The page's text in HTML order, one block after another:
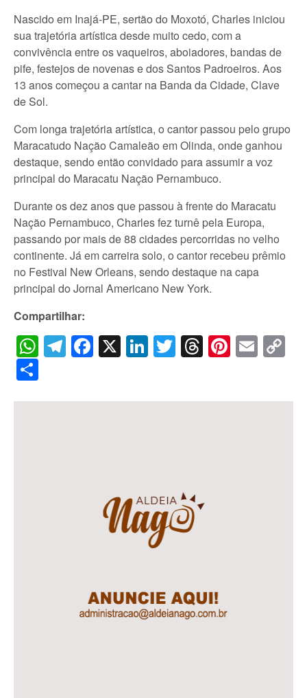
Nascido em Inajá-PE, sertão do Moxotó, Charles iniciou
sua trajetória artística desde muito cedo, com a
convivência entre os vaqueiros, aboiadores, bandas de
pife, festejos de novenas e dos Santos Padroeiros. Aos
13 anos começou a cantar na Banda da Cidade, Clave
de Sol.
Com longa trajetória artística, o cantor passou pelo grupo
Maracatudo Nação Camaleão em Olinda, onde ganhou
destaque, sendo então convidado para assumir a voz
principal do Maracatu Nação Pernambuco.
Durante os dez anos que passou à frente do Maracatu
Nação Pernambuco, Charles fez turnê pela Europa,
passando por mais de 88 cidades percorridas no velho
continente. Já em carreira solo, o cantor recebeu prêmio
no Festival New Orleans, sendo destaque na capa
principal do Jornal Americano New York.
Compartilhar:
WhatsApp
Telegram
Facebook
X LinkedIn
Twitter
Threads